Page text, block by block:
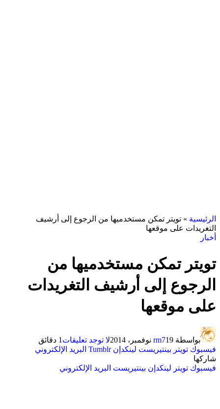
الرئيسية » تويتر تمكن مستخدميها من الرجوع إلى أرشيف
التغريدات على موقعها
أخبار
تويتر تمكن مستخدميها من
الرجوع إلى أرشيف التغريدات
على موقعها
بواسطة rm719 نوفمبر، 2014 لا توجد تعليقات 1 دقائق
فيسبوك تويتر بينتيريست لينكدإن Tumblr البريد الإلكتروني
شاركها
فيسبوك تويتر لينكدإن بينتيريست البريد الإلكتروني